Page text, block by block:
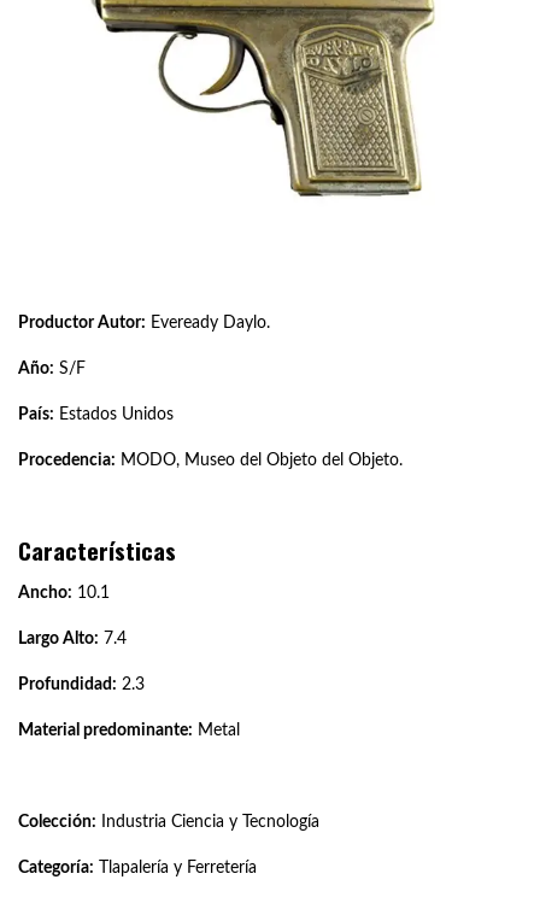
Productor Autor: Eveready Daylo.
Año: S/F
País: Estados Unidos
Procedencia: MODO, Museo del Objeto del Objeto.
Características
Ancho: 10.1
Largo Alto: 7.4
Profundidad: 2.3
Material predominante: Metal
Colección: Industria Ciencia y Tecnología
Categoría: Tlapalería y Ferretería